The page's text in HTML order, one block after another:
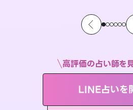
高評価の占い師を
LINE占いを